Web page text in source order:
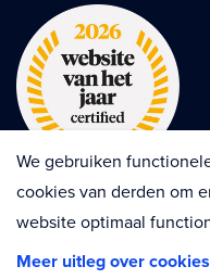
Privacy
Algemene
We gebruiken
cookies van derden om
website optimaal
Meer uitleg over cookies